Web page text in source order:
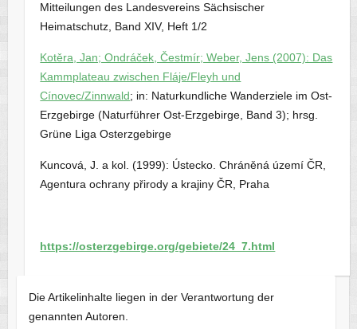
Mitteilungen des Landesvereins Sächsischer
Heimatschutz, Band XIV, Heft 1/2
Kotěra, Jan; Ondráček, Čestmír; Weber, Jens (2007): Das
Kammplateau zwischen Fláje/Fleyh und
Cínovec/Zinnwald; in: Naturkundliche Wanderziele im Ost-
Erzgebirge (Naturführer Ost-Erzgebirge, Band 3); hrsg.
Grüne Liga Osterzgebirge
Kuncová, J. a kol. (1999): Ústecko. Chráněná území ČR,
Agentura ochrany přirody a krajiny ČR, Praha
https://osterzgebirge.org/gebiete/24_7.html
Die Artikelinhalte liegen in der Verantwortung der
genannten Autoren.